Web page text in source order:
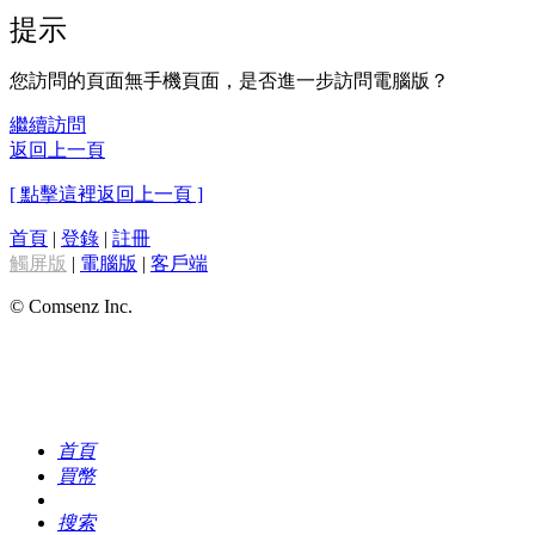
提示
您訪問的頁面無手機頁面，是否進一步訪問電腦版？
繼續訪問
返回上一頁
[ 點擊這裡返回上一頁 ]
首頁 | 登錄 | 註冊
觸屏版 | 電腦版 | 客戶端
© Comsenz Inc.
首頁
買幣
搜索